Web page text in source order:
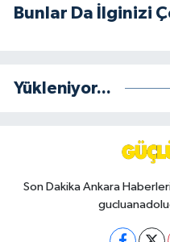
Bunlar Da İlginizi
Yükleniyor...
Son Dakika Ankara